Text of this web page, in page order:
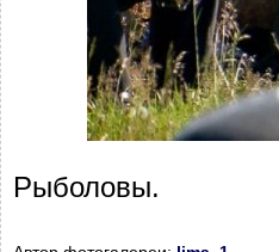
Рыболовы.